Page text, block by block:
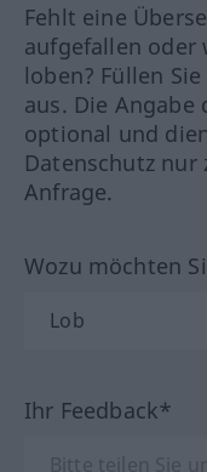
Fehlt eine
aufgefallen oder
loben? Füllen
aus. Die Angabe
optional und
Datenschutz
Anfrage.
Wozu möchten
Ihr Feedback*